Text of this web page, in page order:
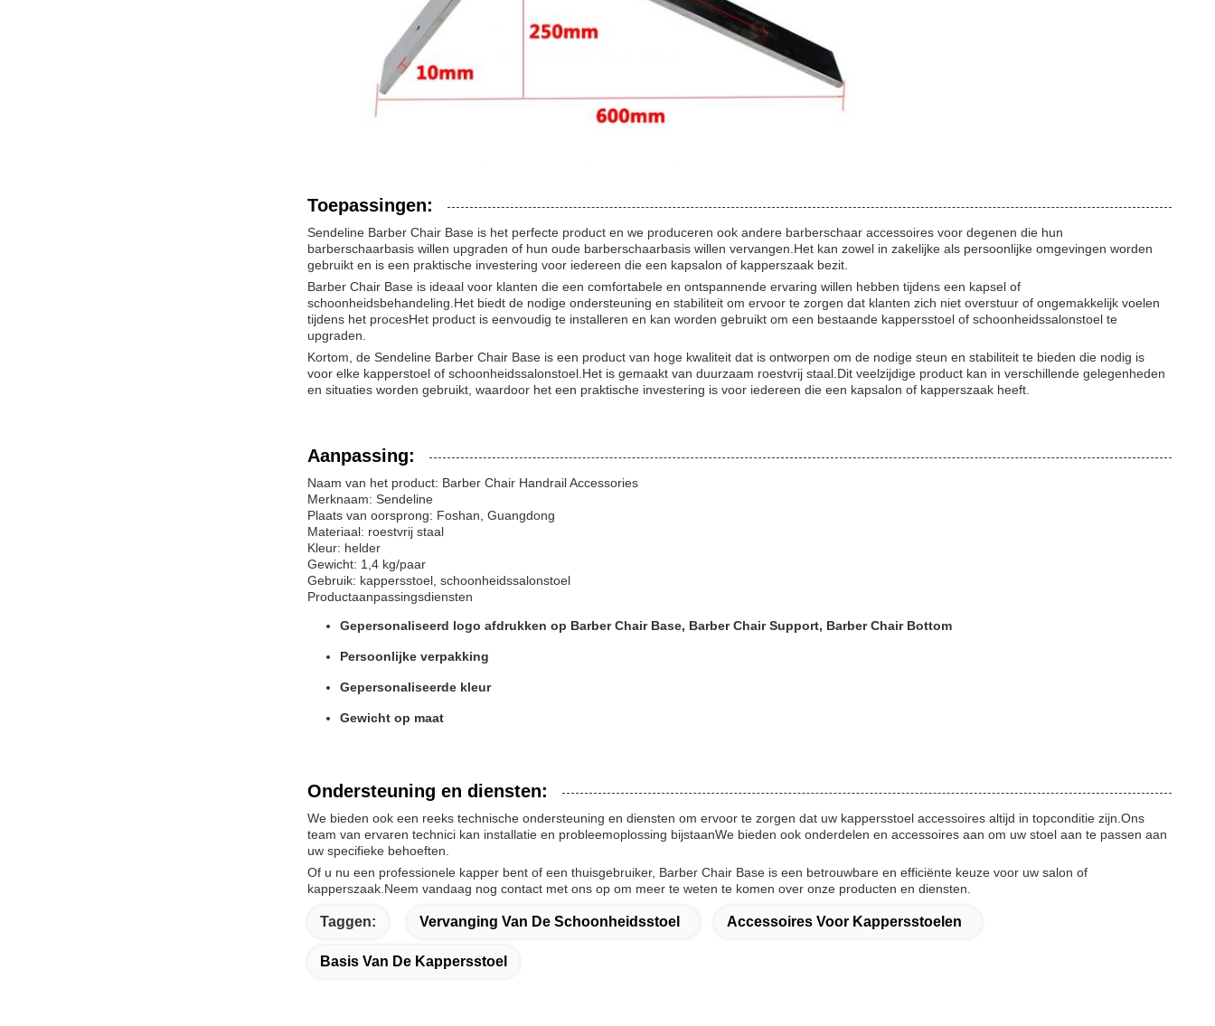
Toepassingen:
Sendeline Barber Chair Base is het perfecte product en we produceren ook andere barberschaar accessoires voor degenen die hun
barberschaarbasis willen upgraden of hun oude barberschaarbasis willen vervangen.Het kan zowel in zakelijke als persoonlijke omgevingen worden
gebruikt en is een praktische investering voor iedereen die een kapsalon of kapperszaak bezit.
Barber Chair Base is ideaal voor klanten die een comfortabele en ontspannende ervaring willen hebben tijdens een kapsel of
schoonheidsbehandeling.Het biedt de nodige ondersteuning en stabiliteit om ervoor te zorgen dat klanten zich niet overstuur of ongemakkelijk voelen
tijdens het procesHet product is eenvoudig te installeren en kan worden gebruikt om een bestaande kappersstoel of schoonheidssalonstoel te
upgraden.
Kortom, de Sendeline Barber Chair Base is een product van hoge kwaliteit dat is ontworpen om de nodige steun en stabiliteit te bieden die nodig is
voor elke kapperstoel of schoonheidssalonstoel.Het is gemaakt van duurzaam roestvrij staal.Dit veelzijdige product kan in verschillende gelegenheden
en situaties worden gebruikt, waardoor het een praktische investering is voor iedereen die een kapsalon of kapperszaak heeft.
Aanpassing:
Naam van het product: Barber Chair Handrail Accessories
Merknaam: Sendeline
Plaats van oorsprong: Foshan, Guangdong
Materiaal: roestvrij staal
Kleur: helder
Gewicht: 1,4 kg/paar
Gebruik: kappersstoel, schoonheidssalonstoel
Productaanpassingsdiensten
Gepersonaliseerd logo afdrukken op Barber Chair Base, Barber Chair Support, Barber Chair Bottom
Persoonlijke verpakking
Gepersonaliseerde kleur
Gewicht op maat
Ondersteuning en diensten:
We bieden ook een reeks technische ondersteuning en diensten om ervoor te zorgen dat uw kappersstoel accessoires altijd in topconditie zijn.Ons
team van ervaren technici kan installatie en probleemoplossing bijstaanWe bieden ook onderdelen en accessoires aan om uw stoel aan te passen aan
uw specifieke behoeften.
Of u nu een professionele kapper bent of een thuisgebruiker, Barber Chair Base is een betrouwbare en efficiënte keuze voor uw salon of
kapperszaak.Neem vandaag nog contact met ons op om meer te weten te komen over onze producten en diensten.
Taggen: Vervanging Van De Schoonheidsstoel Accessoires Voor Kappersstoelen
Basis Van De Kappersstoel